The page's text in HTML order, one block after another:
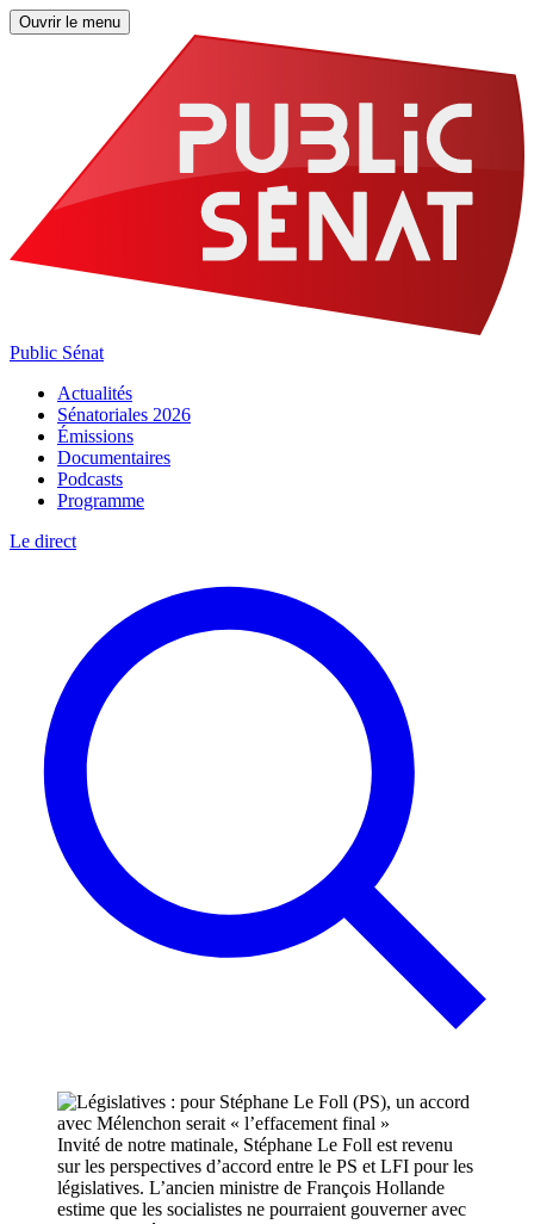
Ouvrir le menu
Public Sénat
Actualités
Sénatoriales 2026
Émissions
Documentaires
Podcasts
Programme
Le direct
Invité de notre matinale, Stéphane Le Foll est revenu
sur les perspectives d’accord entre le PS et LFI pour les
législatives. L’ancien ministre de François Hollande
estime que les socialistes ne pourraient gouverner avec